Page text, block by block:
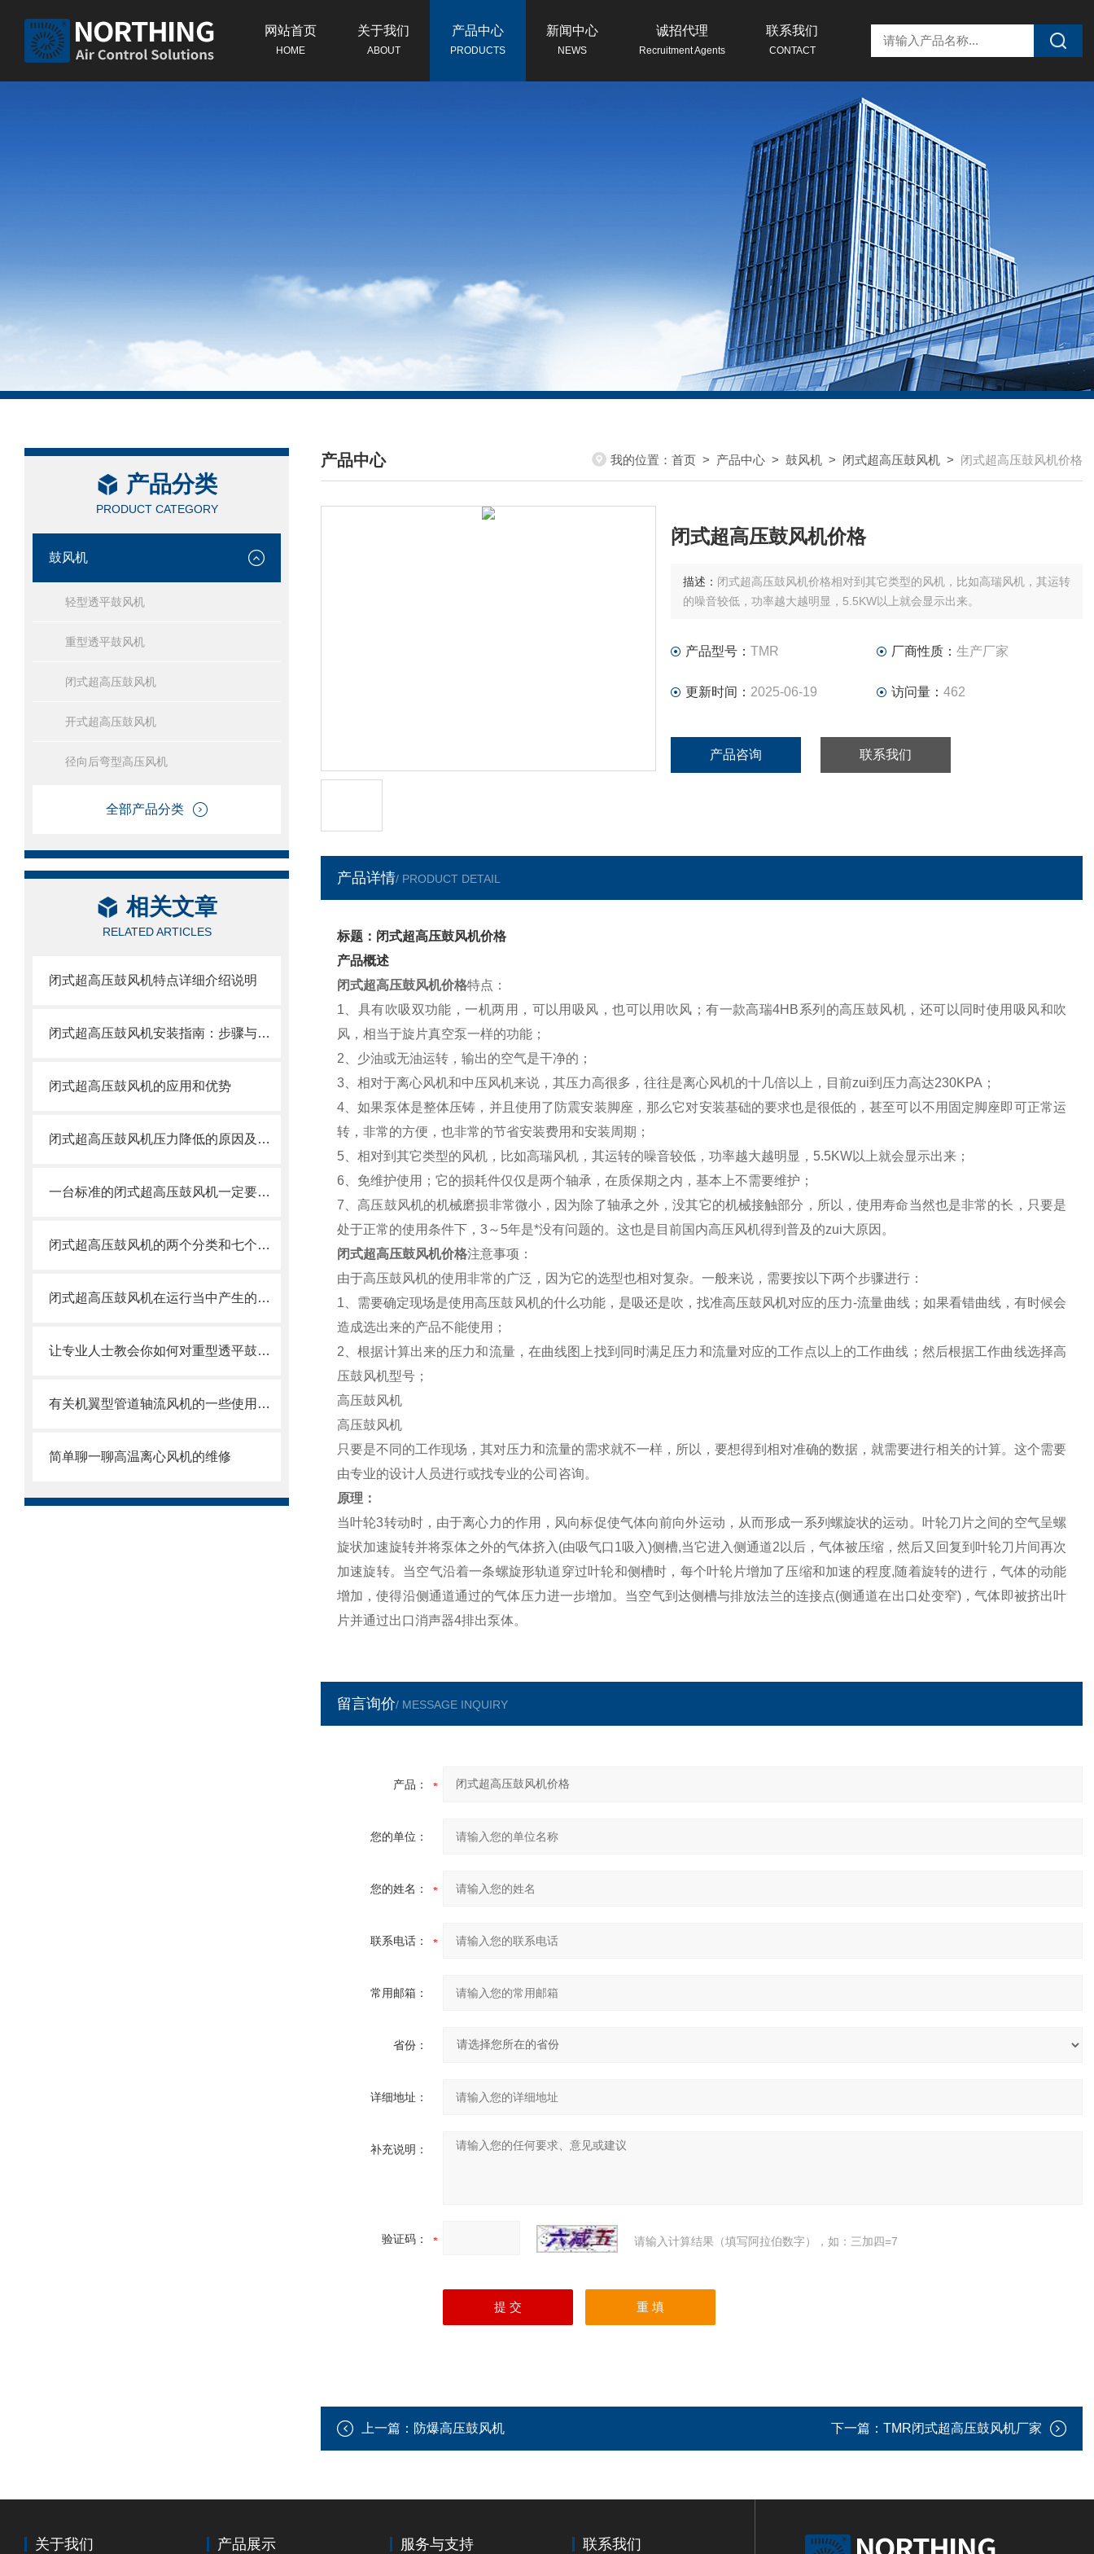
网站首页
HOME
关于我们
ABOUT
产品中心
PRODUCTS
新闻中心
NEWS
诚招代理
Recruitment Agents
联系我们
CONTACT
产品分类
PRODUCT CATEGORY
鼓风机
轻型透平鼓风机
重型透平鼓风机
闭式超高压鼓风机
开式超高压鼓风机
径向后弯型高压风机
全部产品分类
相关文章
RELATED ARTICLES
闭式超高压鼓风机特点详细介绍说明
闭式超高压鼓风机安装指南：步骤与注意事项
闭式超高压鼓风机的应用和优势
闭式超高压鼓风机压力降低的原因及处理措施
一台标准的闭式超高压鼓风机一定要具备以下这些特点
闭式超高压鼓风机的两个分类和七个构型
闭式超高压鼓风机在运行当中产生的噪音如何控制？
让专业人士教会你如何对重型透平鼓风机进行故障分析和预防
有关机翼型管道轴流风机的一些使用注意事项有哪些问题
简单聊一聊高温离心风机的维修
产品中心
/ PRODUCTS CENTER
我的位置： 首页 > 产品中心 > 鼓风机 > 闭式超高压鼓风机 > 闭式超高压鼓风机价格
闭式超高压鼓风机价格
描述： 闭式超高压鼓风机价格相对到其它类型的风机，比如高瑞风机，其运转
的噪音较低，功率越大越明显，5.5KW以上就会显示出来。
产品型号： TMR 厂商性质： 生产厂家
更新时间： 2025-06-19 访问量： 462
产品咨询 联系我们
产品详情/ PRODUCT DETAIL
标题：闭式超高压鼓风机价格
产品概述
闭式超高压鼓风机价格特点：
1、具有吹吸双功能，一机两用，可以用吸风，也可以用吹风；有一款高瑞4HB系列的高压鼓风机，还可以同时使用吸风和吹
风，相当于旋片真空泵一样的功能；
2、少油或无油运转，输出的空气是干净的；
3、相对于离心风机和中压风机来说，其压力高很多，往往是离心风机的十几倍以上，目前zui到压力高达230KPA；
4、如果泵体是整体压铸，并且使用了防震安装脚座，那么它对安装基础的要求也是很低的，甚至可以不用固定脚座即可正常运
转，非常的方便，也非常的节省安装费用和安装周期；
5、相对到其它类型的风机，比如高瑞风机，其运转的噪音较低，功率越大越明显，5.5KW以上就会显示出来；
6、免维护使用；它的损耗件仅仅是两个轴承，在质保期之内，基本上不需要维护；
7、高压鼓风机的机械磨损非常微小，因为除了轴承之外，没其它的机械接触部分，所以，使用寿命当然也是非常的长，只要是
处于正常的使用条件下，3～5年是*没有问题的。这也是目前国内高压风机得到普及的zui大原因。
闭式超高压鼓风机价格注意事项：
由于高压鼓风机的使用非常的广泛，因为它的选型也相对复杂。一般来说，需要按以下两个步骤进行：
1、需要确定现场是使用高压鼓风机的什么功能，是吸还是吹，找准高压鼓风机对应的压力-流量曲线；如果看错曲线，有时候会
造成选出来的产品不能使用；
2、根据计算出来的压力和流量，在曲线图上找到同时满足压力和流量对应的工作点以上的工作曲线；然后根据工作曲线选择高
压鼓风机型号；
高压鼓风机
高压鼓风机
只要是不同的工作现场，其对压力和流量的需求就不一样，所以，要想得到相对准确的数据，就需要进行相关的计算。这个需要
由专业的设计人员进行或找专业的公司咨询。
原理：
当叶轮3转动时，由于离心力的作用，风向标促使气体向前向外运动，从而形成一系列螺旋状的运动。叶轮刀片之间的空气呈螺
旋状加速旋转并将泵体之外的气体挤入(由吸气口1吸入)侧槽,当它进入侧通道2以后，气体被压缩，然后又回复到叶轮刀片间再次
加速旋转。当空气沿着一条螺旋形轨道穿过叶轮和侧槽时，每个叶轮片增加了压缩和加速的程度,随着旋转的进行，气体的动能
增加，使得沿侧通道通过的气体压力进一步增加。当空气到达侧槽与排放法兰的连接点(侧通道在出口处变窄)，气体即被挤出叶
片并通过出口消声器4排出泵体。
留言询价/ MESSAGE INQUIRY
产品：
您的单位：
您的姓名：
联系电话：
常用邮箱：
省份：
详细地址：
补充说明：
验证码： 请输入计算结果（填写阿拉伯数字），如：三加四=7
上一篇： 防爆高压鼓风机 下一篇： TMR闭式超高压鼓风机厂家
关于我们 产品展示 服务与支持 联系我们